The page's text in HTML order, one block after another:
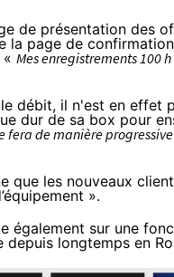
de présentation des
la page de
Mes enregistrements 100
débit, il n'est en
dur de sa box pour
fera de manière progressive
que les nouveaux
».
également sur une
longtemps en